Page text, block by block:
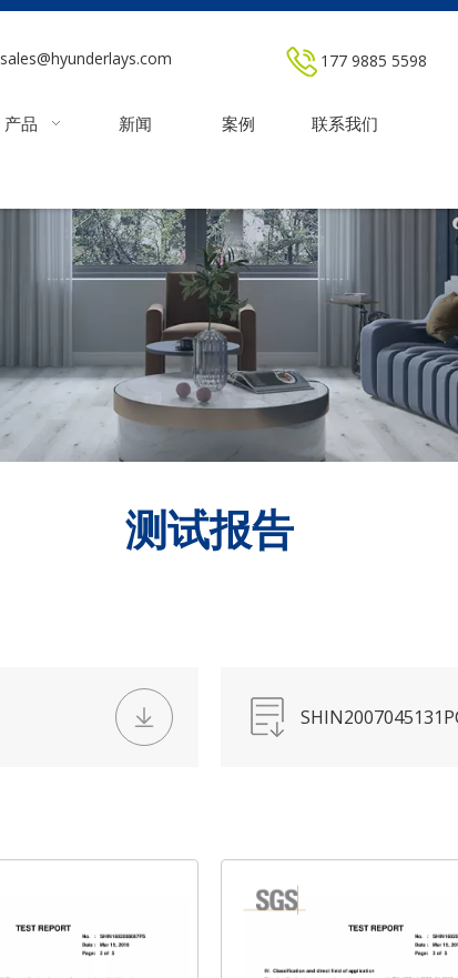
sales@hyunderlays.com 177 9885 5598
产品 新闻 案例 联系我们
测试报告